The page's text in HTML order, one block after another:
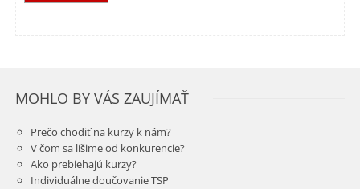
MOHLO BY VÁS ZAUJÍMAŤ
Prečo chodiť na kurzy k nám?
V čom sa líšime od konkurencie?
Ako prebiehajú kurzy?
Individuálne doučovanie TSP